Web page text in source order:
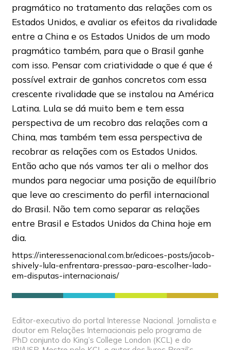
pragmático no tratamento das relações com os
Estados Unidos, e avaliar os efeitos da rivalidade
entre a China e os Estados Unidos de um modo
pragmático também, para que o Brasil ganhe
com isso. Pensar com criatividade o que é que é
possível extrair de ganhos concretos com essa
crescente rivalidade que se instalou na América
Latina. Lula se dá muito bem e tem essa
perspectiva de um recobro das relações com a
China, mas também tem essa perspectiva de
recobrar as relações com os Estados Unidos.
Então acho que nós vamos ter ali o melhor dos
mundos para negociar uma posição de equilíbrio
que leve ao crescimento do perfil internacional
do Brasil. Não tem como separar as relações
entre Brasil e Estados Unidos da China hoje em
dia.
https://interessenacional.com.br/edicoes-posts/jacob-
shively-lula-enfrentara-pressao-para-escolher-lado-
em-disputas-internacionais/
Editor-executivo do portal Interesse Nacional. Jornalista e
doutor em Relações Internacionais pelo programa de
PhD conjunto do King’s College London (KCL) e do